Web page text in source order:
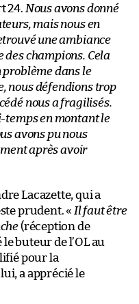
24. Nous avons donné
mais nous en
une ambiance
des champions. Cela
problème dans le
nous défendions trop
nous a fragilisés.
temps en montant le
avons pu nous
après avoir
Lacazette, qui a
prudent. « Il faut être
(réception de
buteur de l’OL au
pour la
a apprécié le